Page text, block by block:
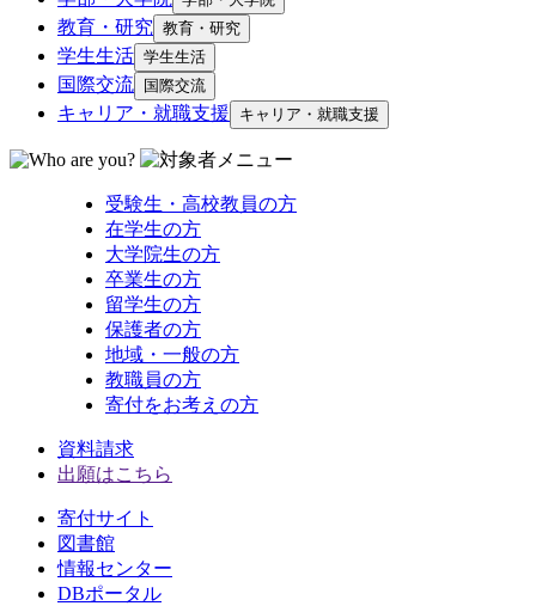
教育・研究 教育・研究
学生生活 学生生活
国際交流 国際交流
キャリア・就職支援 キャリア・就職支援
受験生・高校教員の方
在学生の方
大学院生の方
卒業生の方
留学生の方
保護者の方
地域・一般の方
教職員の方
寄付をお考えの方
資料請求
出願はこちら
寄付サイト
図書館
情報センター
DBポータル